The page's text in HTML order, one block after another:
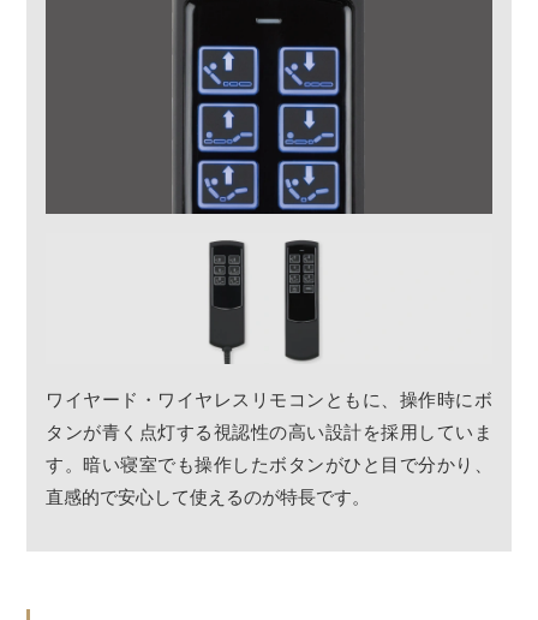
ワイヤード・ワイヤレスリモコンともに、操作時にボ
タンが青く点灯する視認性の高い設計を採用していま
す。暗い寝室でも操作したボタンがひと目で分かり、
直感的で安心して使えるのが特長です。